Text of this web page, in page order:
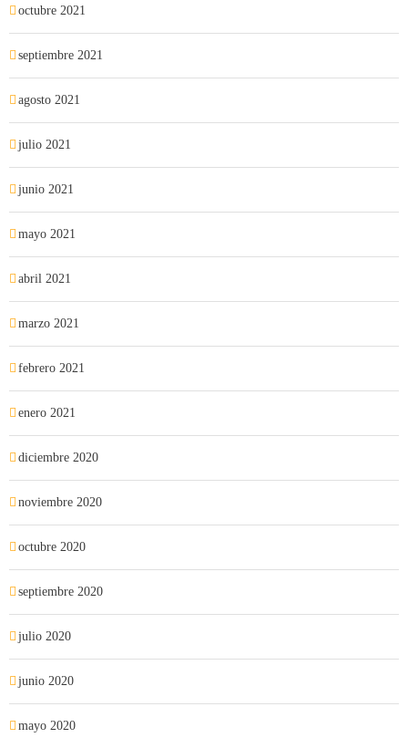
octubre 2021
septiembre 2021
agosto 2021
julio 2021
junio 2021
mayo 2021
abril 2021
marzo 2021
febrero 2021
enero 2021
diciembre 2020
noviembre 2020
octubre 2020
septiembre 2020
julio 2020
junio 2020
mayo 2020